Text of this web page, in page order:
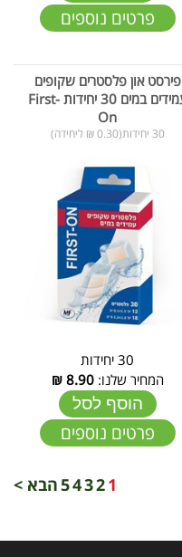
פרטים נוספים
פירסט און פלסטרים שקופים
עמידים במים 30 יחידות First-
On
30 יחידות(0.30 ₪ ליחידה)
30 יחידות
המחיר שלנו:8.90
₪
הוסף לסל
פרטים נוספים
1
2
3
4
5הבא >